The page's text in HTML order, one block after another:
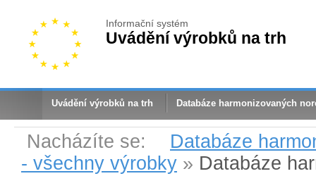
Informační systém
Uvádění výrobků na trh
Uvádění výrobků na trh Databáze harmonizovaných
Nacházíte se:
Databáze
- všechny výrobky » Databáze